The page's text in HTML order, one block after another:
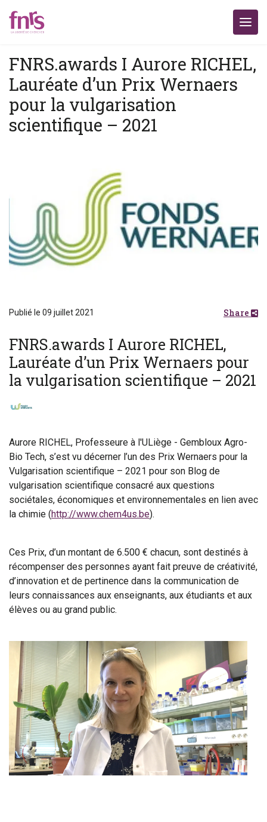
FNRS.awards I Aurore RICHEL,
Lauréate d’un Prix Wernaers
pour la vulgarisation
scientifique – 2021
Publié le 09 juillet 2021 Share
FNRS.awards I Aurore RICHEL,
Lauréate d’un Prix Wernaers pour
la vulgarisation scientifique – 2021
Aurore RICHEL, Professeure à l'ULiège - Gembloux Agro-
Bio Tech, s’est vu décerner l’un des Prix Wernaers pour la
Vulgarisation scientifique – 2021 pour son Blog de
vulgarisation scientifique consacré aux questions
sociétales, économiques et environnementales en lien avec
la chimie (http://www.chem4us.be).
Ces Prix, d’un montant de 6.500 € chacun, sont destinés à
récompenser des personnes ayant fait preuve de créativité,
d’innovation et de pertinence dans la communication de
leurs connaissances aux enseignants, aux étudiants et aux
élèves ou au grand public.